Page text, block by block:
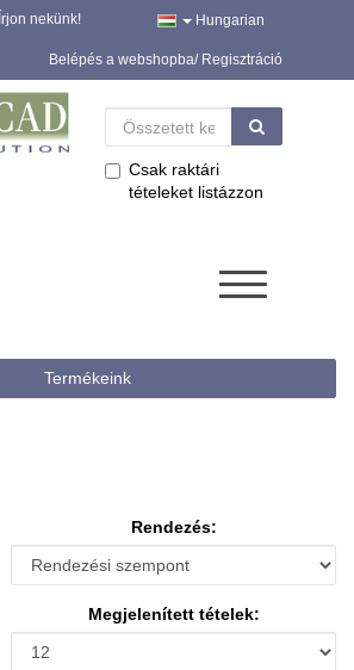
Írjon nekünk! Hungarian
Belépés a webshopba/ Regisztráció
Csak raktári
tételeket listázzon
Termékeink
Rendezés:
Megjelenített tételek: